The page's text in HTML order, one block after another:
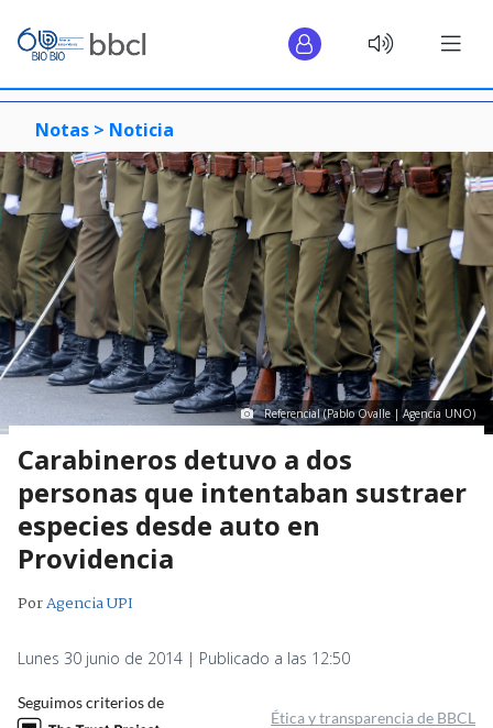
Notas > Noticia
Referencial (Pablo Ovalle | Agencia UNO)
Carabineros detuvo a dos
personas que intentaban sustraer
especies desde auto en
Providencia
PorAgencia UPI
Lunes 30 junio de 2014 | Publicado a las 12:50
Seguimos criterios de
Ética y transparencia de BBCL